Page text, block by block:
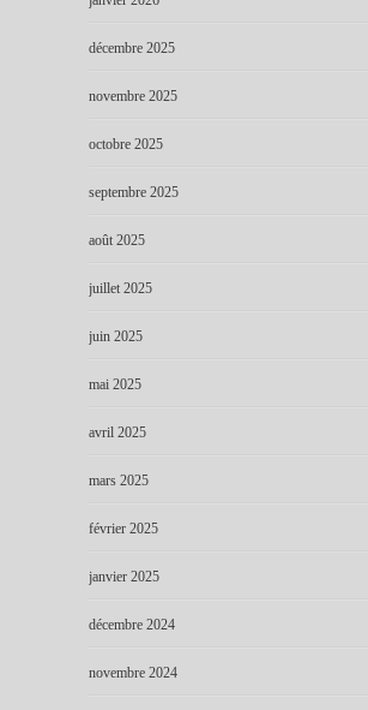
décembre 2025
novembre 2025
octobre 2025
septembre 2025
août 2025
juillet 2025
juin 2025
mai 2025
avril 2025
mars 2025
février 2025
janvier 2025
décembre 2024
novembre 2024